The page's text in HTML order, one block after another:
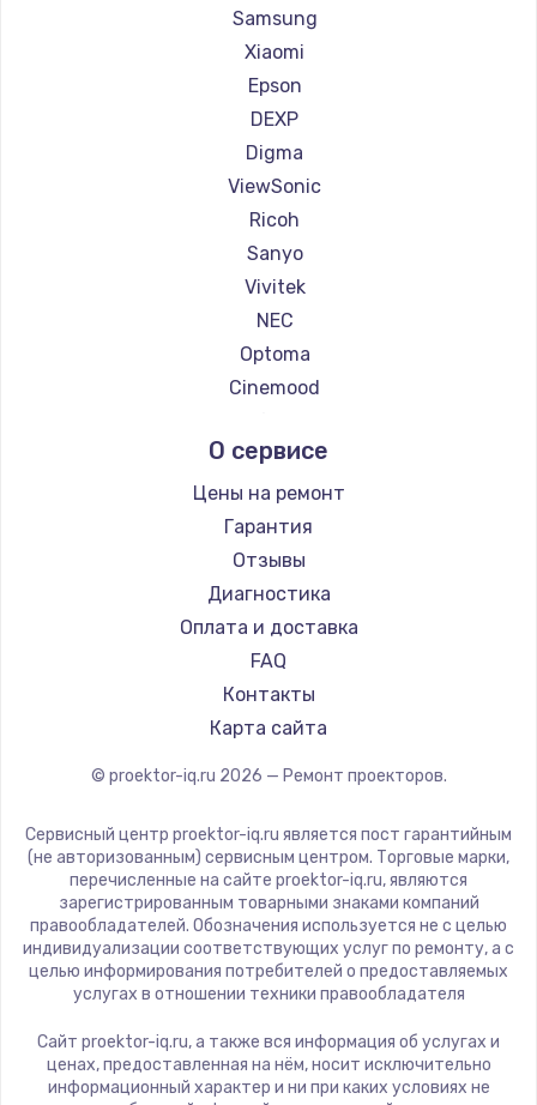
Ремонт проекторов Hiper
Ремонт проекторов HITACHI
Ремонт проекторов Panasonic
Ремонт проекторов Hisense
Samsung
Xiaomi
Epson
DEXP
Digma
ViewSonic
Ricoh
Sanyo
Vivitek
NEC
Optoma
Cinemood
Barco
Xgimi
Canon
JVC
Casio
Hiper
HITACHI
Panasonic
Hisense
О сервисе
Цены на ремонт
Гарантия
Отзывы
Диагностика
Оплата и доставка
FAQ
Контакты
Карта сайта
© proektor-iq.ru 2026 — Ремонт проекторов.
Сервисный центр proektor-iq.ru является пост гарантийным
(не авторизованным) сервисным центром. Торговые марки,
перечисленные на сайте proektor-iq.ru, являются
зарегистрированным товарными знаками компаний
правообладателей. Обозначения используется не с целью
индивидуализации соответствующих услуг по ремонту, а с
целью информирования потребителей о предоставляемых
услугах в отношении техники правообладателя
Сайт proektor-iq.ru, а также вся информация об услугах и
ценах, предоставленная на нём, носит исключительно
информационный характер и ни при каких условиях не